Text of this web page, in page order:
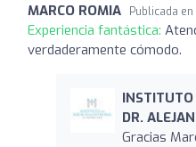
MARCO ROMIA Publicada en
Experiencia fantástica:
verdaderamente cómodo.
INSTITUTO
DR.
Gracias